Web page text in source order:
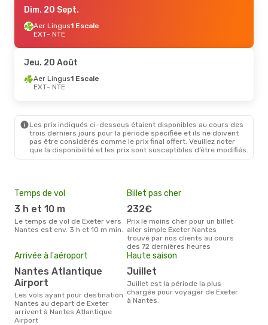
Dim. 20 Sept.
Aer Lingus1 Escale
EXT- NTE
Jeu. 20 Août
Aer Lingus1 Escale
EXT- NTE
Les prix indiqués ci-dessous étaient disponibles au cours des
trois derniers jours pour la période spécifiée et ils ne doivent
pas être considérés comme le prix final offert. Veuillez noter
que la disponibilité et les prix sont susceptibles d’être modifiés.
Temps de vol
3 h et 10 m
Le temps de vol de Exeter vers
Nantes est env. 3 h et 10 m min.
Billet pas cher
232€
Prix le moins cher pour un billet
aller simple Exeter Nantes
trouvé par nos clients au cours
des 72 dernières heures
Arrivée à l'aéroport
Nantes Atlantique
Airport
Les vols ayant pour destination
Nantes au depart de Exeter
arrivent à Nantes Atlantique
Airport
Haute saison
juillet
juillet est la période la plus
chargée pour voyager de Exeter
à Nantes.